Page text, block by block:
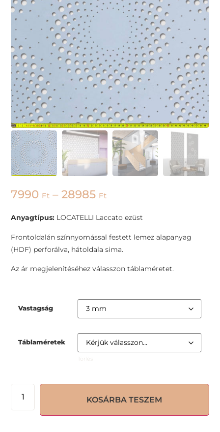
7990 Ft – 28985 Ft
Anyagtípus: LOCATELLI Laccato ezüst
Frontoldalán színnyomással festett lemez alapanyag
(HDF) perforálva, hátoldala sima.
Az ár megjelenítéséhez válasszon táblaméretet.
Vastagság
Táblaméretek
KOSÁRBA TESZEM